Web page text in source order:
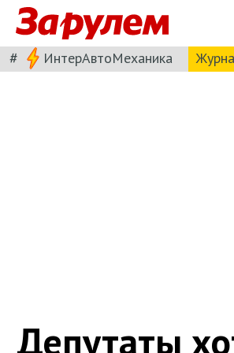
# ИнтерАвтоМеханика
Депутаты